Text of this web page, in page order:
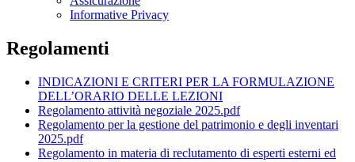
Informative Privacy
Regolamenti
INDICAZIONI E CRITERI PER LA FORMULAZIONE
DELL’ORARIO DELLE LEZIONI
Regolamento attività negoziale 2025.pdf
Regolamento per la gestione del patrimonio e degli inventari
2025.pdf
Regolamento in materia di reclutamento di esperti esterni ed